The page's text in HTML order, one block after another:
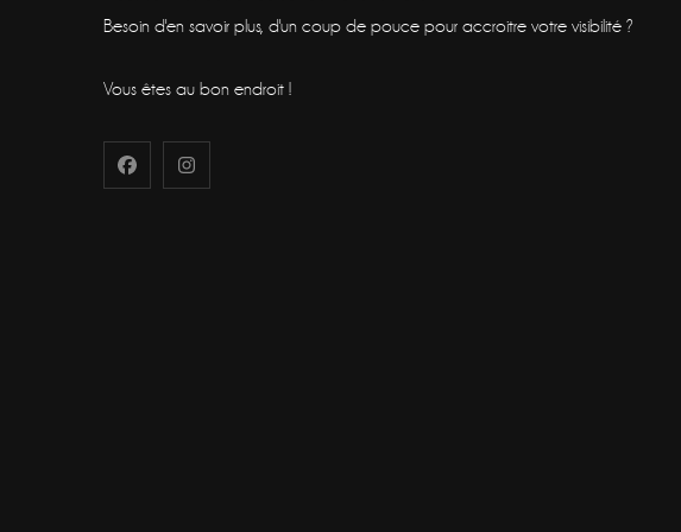
Besoin d'en savoir plus, d'un coup de pouce pour accroitre votre visibilité ?
Vous êtes au bon endroit !